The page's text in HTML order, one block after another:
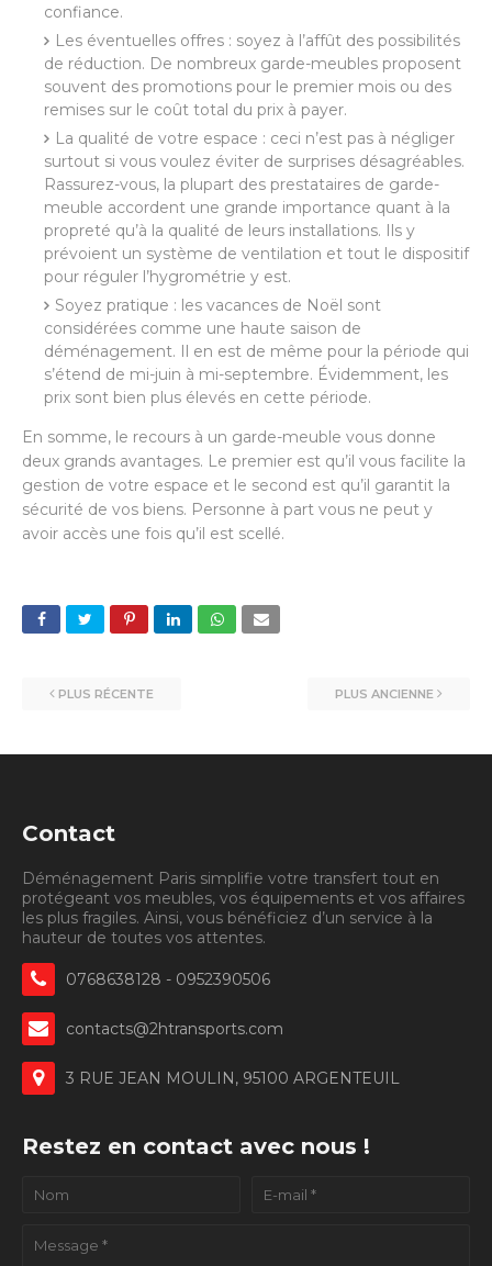
confiance.
Les éventuelles offres : soyez à l’affût des possibilités
de réduction. De nombreux garde-meubles proposent
souvent des promotions pour le premier mois ou des
remises sur le coût total du prix à payer.
La qualité de votre espace : ceci n’est pas à négliger
surtout si vous voulez éviter de surprises désagréables.
Rassurez-vous, la plupart des prestataires de garde-
meuble accordent une grande importance quant à la
propreté qu’à la qualité de leurs installations. Ils y
prévoient un système de ventilation et tout le dispositif
pour réguler l’hygrométrie y est.
Soyez pratique : les vacances de Noël sont
considérées comme une haute saison de
déménagement. Il en est de même pour la période qui
s’étend de mi-juin à mi-septembre. Évidemment, les
prix sont bien plus élevés en cette période.
En somme, le recours à un garde-meuble vous donne
deux grands avantages. Le premier est qu’il vous facilite la
gestion de votre espace et le second est qu’il garantit la
sécurité de vos biens. Personne à part vous ne peut y
avoir accès une fois qu’il est scellé.
PLUS RÉCENTE PLUS ANCIENNE
Contact
Déménagement Paris simplifie votre transfert tout en
protégeant vos meubles, vos équipements et vos affaires
les plus fragiles. Ainsi, vous bénéficiez d’un service à la
hauteur de toutes vos attentes.
0768638128 - 0952390506
contacts@2htransports.com
3 RUE JEAN MOULIN, 95100 ARGENTEUIL
Restez en contact avec nous !